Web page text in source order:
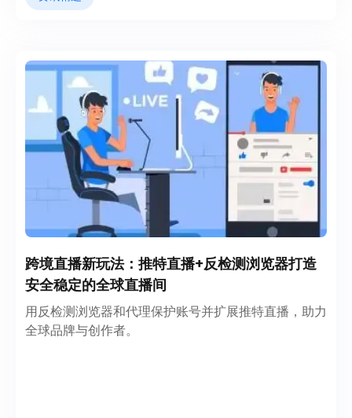
跨境直播新玩法：推特直播+反检测浏览器打造
安全稳定的全球直播间
用反检测浏览器和代理保护账号并扩展推特直播，助力
全球品牌与创作者。